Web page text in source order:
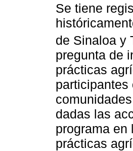
Se tiene
de Sinaloa y
pregunta de
prácticas
participantes
dadas las
programa en
prácticas